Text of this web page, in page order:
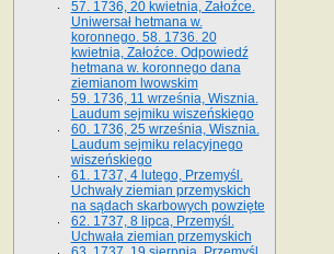
57. 1736, 20 kwietnia, Załoźce.
Uniwersał hetmana w.
koronnego. 58. 1736. 20
kwietnia, Załoźce. Odpowiedź
hetmana w. koronnego dana
ziemianom lwowskim
59. 1736, 11 września, Wisznia.
Laudum sejmiku wiszeńskiego
60. 1736, 25 września, Wisznia.
Laudum sejmiku relacyjnego
wiszeńskiego
61. 1737, 4 lutego, Przemyśl.
Uchwały ziemian przemyskich
na sądach skarbowych powzięte
62. 1737, 8 lipca, Przemyśl.
Uchwała ziemian przemyskich